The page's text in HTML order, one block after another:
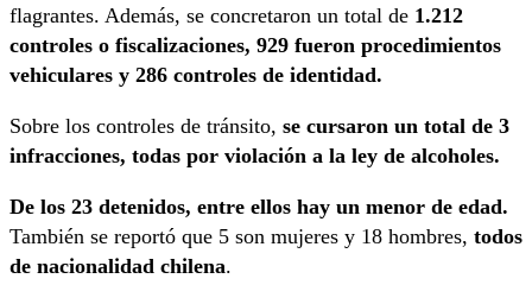
flagrantes. Además, se concretaron un total de 1.212
controles o fiscalizaciones, 929 fueron procedimientos
vehiculares y 286 controles de identidad.
Sobre los controles de tránsito, se cursaron un total de 3
infracciones, todas por violación a la ley de alcoholes.
De los 23 detenidos, entre ellos hay un menor de edad.
También se reportó que 5 son mujeres y 18 hombres, todos
de nacionalidad chilena.